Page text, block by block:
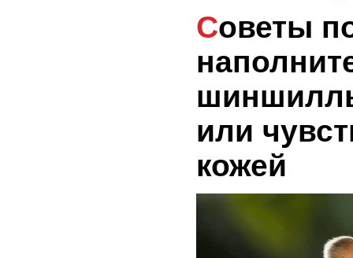
Советы по выбору
или
кожей